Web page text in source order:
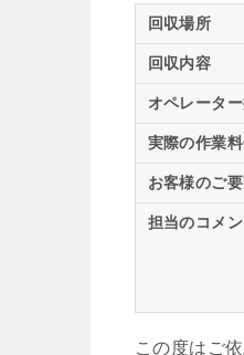
回収場所
回収内容
オペレータ
実際の作業
お客様のご
担当のコメン
この度はご